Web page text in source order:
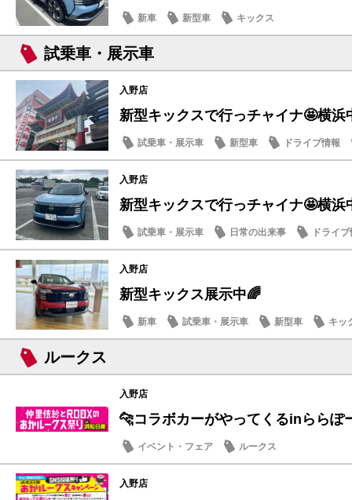
新車 新型車 キックス
試乗車・展示車
入野店
新型キックスで行っチャイナ🤩横浜
試乗車・展示車 新型車 ドライブ情報
入野店
新型キックスで行っチャイナ🤩横浜
試乗車・展示車 日常の出来事 ドライ
入野店
新型キックス展示中🌈
新車 試乗車・展示車 新型車 キッ
ルークス
入野店
🐆コラボカーがやってくるinららぽ
イベント・フェア ルークス
入野店